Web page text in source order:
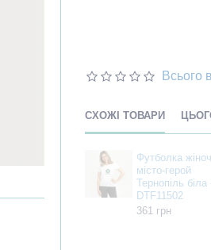
Всього
СХОЖІ ТОВАРИ
Футболка
місто-герой
Тернопіль біла
DTF11502
361 грн